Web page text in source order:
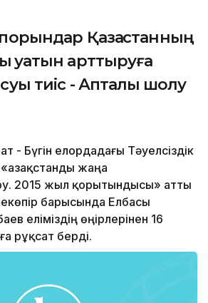
Қазақстанның
қуатын арттыруға
тиіс - Апталық шолу
- Бүгін елордадағы Тәуелсіздік
жаңа
2015 жыл қорытындысы» атты
барысында Елбасы
еліміздің өңірлерінен 16
рұқсат берді.